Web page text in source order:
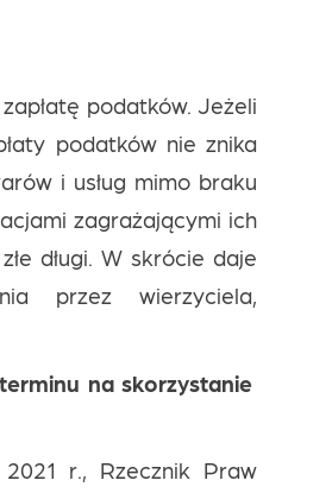
podatków. Jeżeli
podatków nie znika
i usług mimo braku
zagrażającymi ich
długi. W skrócie daje
przez wierzyciela,
na skorzystanie
r., Rzecznik Praw